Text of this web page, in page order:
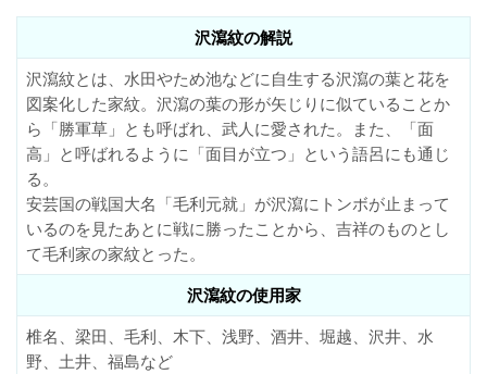
沢瀉紋の解説
沢瀉紋とは、水田やため池などに自生する沢瀉の葉と花を
図案化した家紋。沢瀉の葉の形が矢じりに似ていることか
ら「勝軍草」とも呼ばれ、武人に愛された。また、「面
高」と呼ばれるように「面目が立つ」という語呂にも通じ
る。
安芸国の戦国大名「毛利元就」が沢瀉にトンボが止まって
いるのを見たあとに戦に勝ったことから、吉祥のものとし
て毛利家の家紋とった。
沢瀉紋の使用家
椎名、梁田、毛利、木下、浅野、酒井、堀越、沢井、水
野、土井、福島など